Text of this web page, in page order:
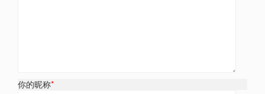
你的昵称*